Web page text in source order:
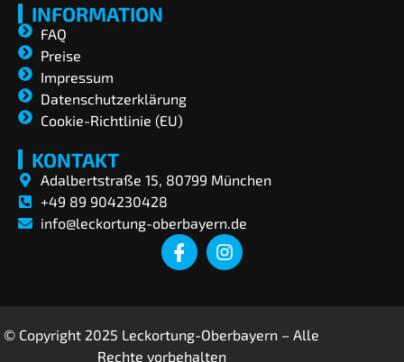
INFORMATION
FAQ
Preise
Impressum
Datenschutzerklärung
Cookie-Richtlinie (EU)
KONTAKT
Adalbertstraße 15, 80799 München
+49 89 904230428
info@leckortung-oberbayern.de
© Copyright 2025 Leckortung-Oberbayern – Alle
Rechte vorbehalten